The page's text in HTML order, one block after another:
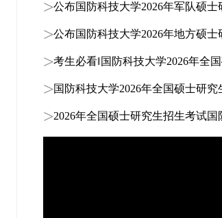
公布国防科技大学2026年军队硕士
公布国防科技大学2026年地方硕士
考生必看‖国防科技大学2026年全
国防科技大学2026年全国硕士研究
2026年全国硕士研究生招生考试国